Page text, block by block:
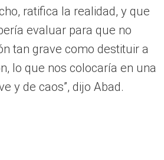
ratifica la realidad, y que
evaluar para que no
tan grave como destituir a
lo que nos colocaría en una
y de caos”, dijo Abad.